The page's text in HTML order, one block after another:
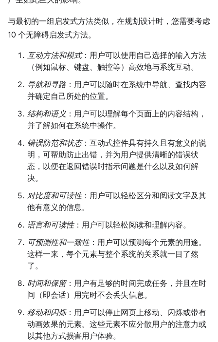
与最初的一组启发式方法类似，在规划设计时，您需要考虑
10 个无障碍启发式方法。
互动方法和模式：用户可以使用自己选择的输入方法
（例如鼠标、键盘、触控等）高效地与系统互动。
导航和寻路：用户可以随时在系统中导航、查找内容
并确定自己所处的位置。
结构和语义 ：用户可以理解每个页面上的内容结构，
并了解如何在系统中操作。
错误防范和状态：互动式控件具有持久且有意义的说
明，可帮助防止出错，并为用户提供清晰的错误状
态，以便在返回错误时指示问题是什么以及如何解
决。
对比度和可读性：用户可以轻松区分和阅读文字及其
他有意义的信息。
语言和可读性：用户可以轻松阅读和理解内容。
可预测性和一致性：用户可以预测每个元素的用途。
这样一来，每个元素与整个系统的关系就一目了然
了。
时间和保留：用户有足够的时间完成任务，并且在时
间（即会话）用完时不会丢失信息。
移动和闪烁：用户可以停止网页上移动、闪烁或带有
动画效果的元素。这些元素不应分散用户的注意力或
以其他方式损害用户体验。